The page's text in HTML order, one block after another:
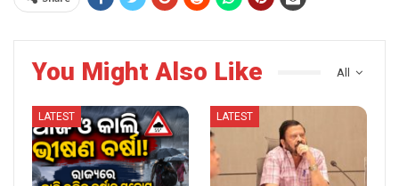
All
You Might Also Like
LATEST LATEST